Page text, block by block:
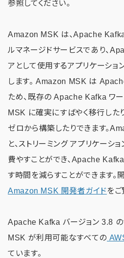
参照してください。
Amazon MSK は、Apache
ルマネージドサービスであり、
アとして使用するアプリケーシ
します。 Amazon MSK は
ため、既存の Apache Kafka ワ
MSK に確実にすばやく移行した
ゼロから構築したりできます。
と、ストリーミング アプリケーシ
費やすことができ、Apache
す時間を減らすことができます。
Amazon MSK 開発者ガイドをご
Apache Kafka バージョン 3.8 の
MSK が利用可能なすべての
ています。